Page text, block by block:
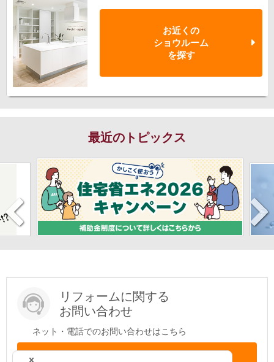
お近くの
ショウルーム
を探す
最近のトピックス
リフォームに関する
お問い合わせ
ネット・電話でのお問い合わせはこちら